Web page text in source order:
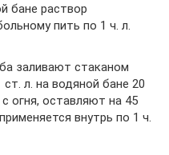
бане раствор
пить по 1 ч. л.
заливают стаканом
л. на водяной бане 20
огня, оставляют на 45
внутрь по 1 ч.